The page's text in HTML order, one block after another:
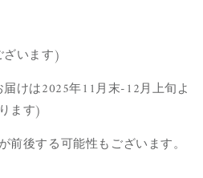
います)
けは2025年11月末-12月上旬よ
ます)
後する可能性もございます。